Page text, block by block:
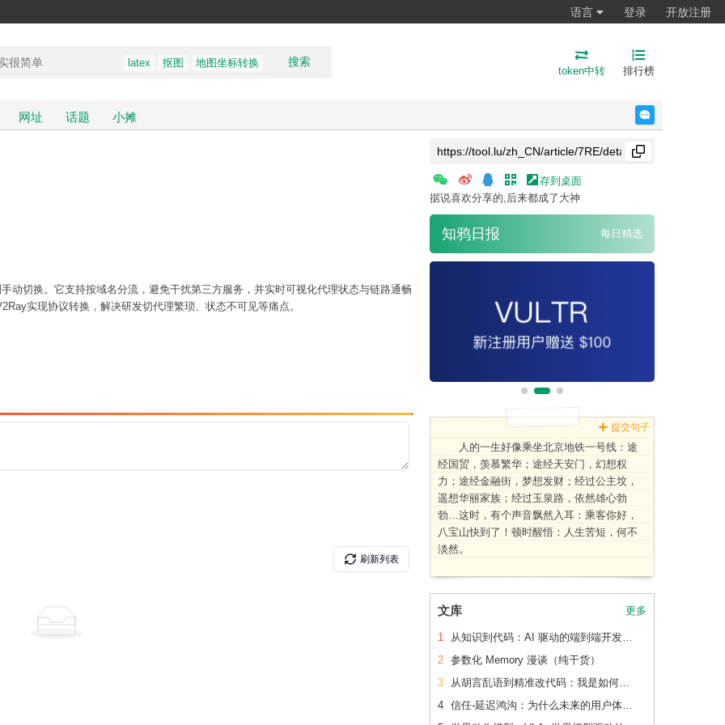
语言 登录 开放注册
搜索
latex 抠图 地图坐标转换
token中转 排行榜
网址 话题 小摊
动切换。它支持按域名分流，避免干扰第三方服务，并实时可视化代理状态与链路通畅
实现协议转换，解决研发切代理繁琐、状态不可见等痛点。
存到桌面
据说喜欢分享的,后来都成了大神
知鸦日报 每日精选
提交句子
人的一生好像乘坐北京地铁一号线：途
经国贸，羡慕繁华；途经天安门，幻想权
力；途经金融街，梦想发财；经过公主坟，
遥想华丽家族；经过玉泉路，依然雄心勃
勃…这时，有个声音飘然入耳：乘客你好，
八宝山快到了！顿时醒悟：人生苦短，何不
淡然。
文库 更多
1
从知识到代码：AI 驱动的端到端开发流水线（下篇）
2 参数化 Memory 漫谈（纯干货）
3
从胡言乱语到精准改代码：我是如何让 AI 读懂老项目的
4
信任-延迟鸿沟：为什么未来的用户体验会刻意变慢